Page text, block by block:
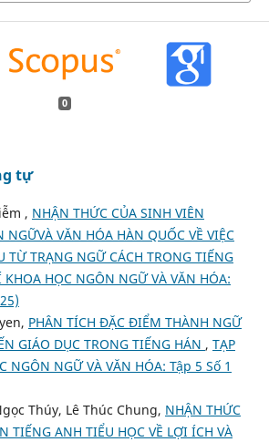
0
tự
, NHẬN THỨC CỦA SINH VIÊN
NGỮVÀ VĂN HÓA HÀN QUỐC VỀ VIỆC
TỪ TRẠNG NGỮ CÁCH TRONG TIẾNG
KHOA HỌC NGÔN NGỮ VÀ VĂN HÓA:
PHÂN TÍCH ĐẶC ĐIỂM THÀNH NGỮ
GIÁO DỤC TRONG TIẾNG HÁN , TẠP
NGÔN NGỮ VÀ VĂN HÓA: Tập 5 Số 1
Thúy, Lê Thúc Chung, NHẬN THỨC
TIẾNG ANH TIỂU HỌC VỀ LỢI ÍCH VÀ